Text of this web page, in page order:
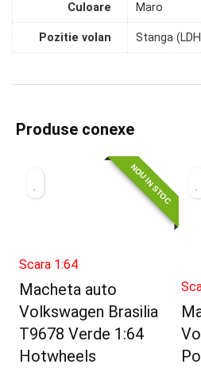
Culoare Maro
Pozitie volan Stanga
Produse conexe
NOU IN STOC
Scara 1:64
Macheta auto
Volkswagen Brasilia
T9678 Verde 1:64
Hotwheels